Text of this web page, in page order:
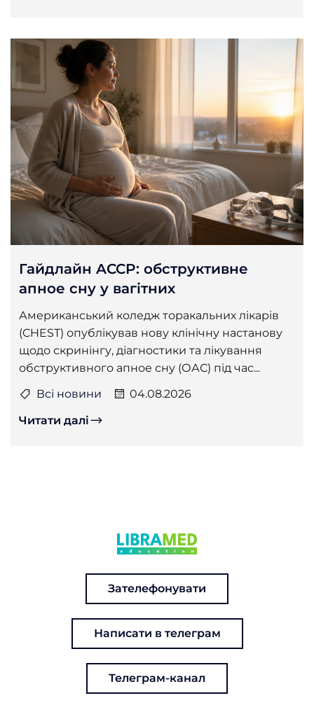
Гайдлайн ACCP: обструктивне
апное сну у вагітних
Американський коледж торакальних лікарів
(CHEST) опублікував нову клінічну настанову
щодо скринінгу, діагностики та лікування
обструктивного апное сну (ОАС) під час...
Всі новини
04.08.2026
Читати далі
Зателефонувати
Написати в телеграм
Телеграм-канал